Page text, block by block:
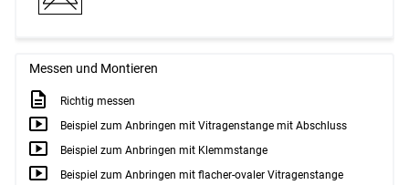
Messen und Montieren
Richtig messen
Beispiel zum Anbringen mit Vitragenstange mit Abschluss
Beispiel zum Anbringen mit Klemmstange
Beispiel zum Anbringen mit flacher-ovaler Vitragenstange